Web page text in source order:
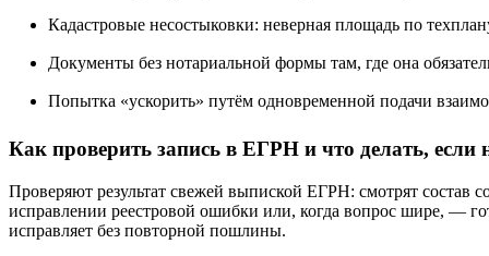
Кадастровые несостыковки: неверная площадь по
Документы без нотариальной формы там, где она
Попытка «ускорить» путём одновременной подачи
Как проверить запись в ЕГРН и что делать,
Проверяют результат свежей выпиской ЕГРН: смотрят состав
исправлении реестровой ошибки или, когда вопрос шире, —
исправляет без повторной пошлины.